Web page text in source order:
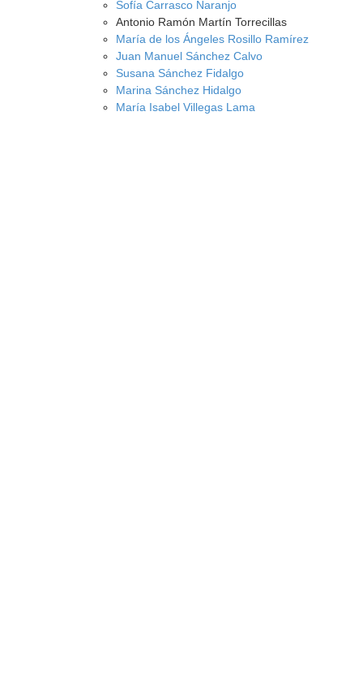
Sofía Carrasco Naranjo
Antonio Ramón Martín Torrecillas
María de los Ángeles Rosillo Ramírez
Juan Manuel Sánchez Calvo
Susana Sánchez Fidalgo
Marina Sánchez Hidalgo
María Isabel Villegas Lama